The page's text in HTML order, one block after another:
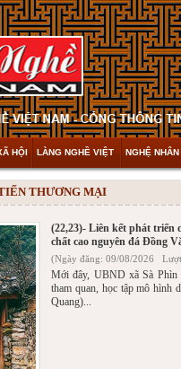
HỘI LÀNG NGHỀ VIỆT NGHỆ
THƯƠNG MẠI
(22,23)- Liên kết phát triển
chất cao nguyên đá Đồng
(Ngày đăng: 09/08/2026
Mới đây, UBND xã Sà Phìn
tham quan, học tập mô hình
Quang)...